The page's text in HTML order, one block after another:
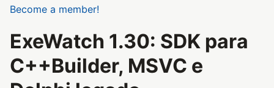
Become a member!
ExeWatch 1.30: SDK para
C++Builder, MSVC e